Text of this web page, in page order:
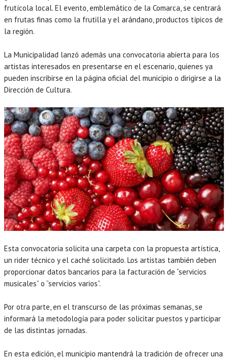
frutícola local. El evento, emblemático de la Comarca, se centrará
en frutas finas como la frutilla y el arándano, productos típicos de
la región.
La Municipalidad lanzó además una convocatoria abierta para los
artistas interesados en presentarse en el escenario, quienes ya
pueden inscribirse en la página oficial del municipio o dirigirse a la
Dirección de Cultura.
Esta convocatoria solicita una carpeta con la propuesta artística,
un rider técnico y el caché solicitado. Los artistas también deben
proporcionar datos bancarios para la facturación de “servicios
musicales” o “servicios varios”.
Por otra parte, en el transcurso de las próximas semanas, se
informará la metodología para poder solicitar puestos y participar
de las distintas jornadas.
En esta edición, el municipio mantendrá la tradición de ofrecer una